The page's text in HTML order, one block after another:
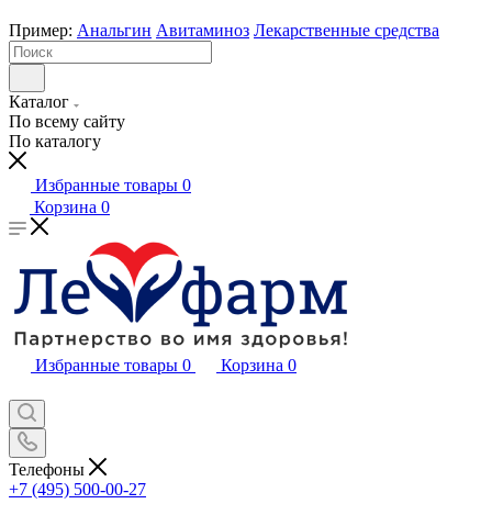
Пример: Анальгин Авитаминоз Лекарственные средства
Каталог
По всему сайту
По каталогу
Избранные товары 0
Корзина 0
Избранные товары 0 Корзина 0
Телефоны
+7 (495) 500-00-27